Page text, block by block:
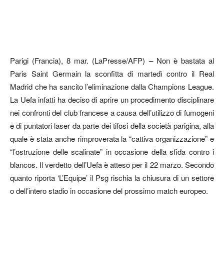
Parigi (Francia), 8 mar. (LaPresse/AFP) – Non è bastata al
Paris Saint Germain la sconfitta di martedì contro il Real
Madrid che ha sancito l’eliminazione dalla Champions League.
La Uefa infatti ha deciso di aprire un procedimento disciplinare
nei confronti del club francese a causa dell’utilizzo di fumogeni
e di puntatori laser da parte dei tifosi della società parigina, alla
quale è stata anche rimproverata la “cattiva organizzazione” e
“l’ostruzione delle scalinate” in occasione della sfida contro i
blancos. Il verdetto dell’Uefa è atteso per il 22 marzo. Secondo
quanto riporta ‘L’Equipe’ il Psg rischia la chiusura di un settore
o dell’intero stadio in occasione del prossimo match europeo.